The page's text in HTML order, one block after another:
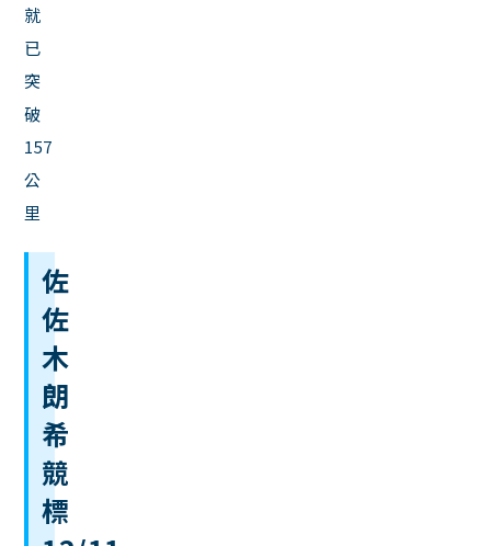
就
已
突
破
157
公
里
佐
佐
木
朗
希
競
標